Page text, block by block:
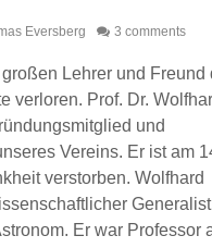
Eversberg 3 comments
Lehrer und Freund
verloren. Prof. Dr.
und
Vereins. Er ist am
verstorben. Wolfhard
Er war Professor